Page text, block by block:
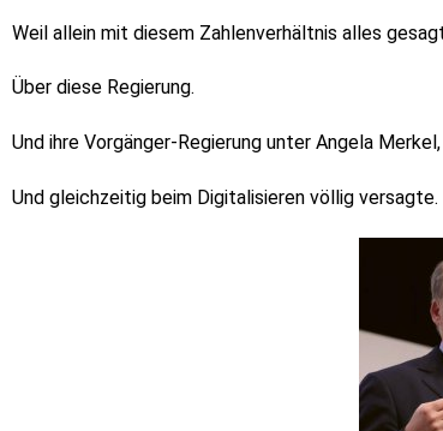
Weil allein mit diesem Zahlenverhältnis alles
Über diese Regierung.
Und ihre Vorgänger-Regierung unter Angela
Und gleichzeitig beim Digitalisieren völlig versagte.